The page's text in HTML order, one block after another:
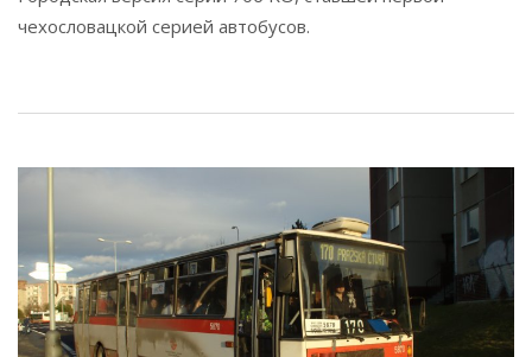
чехословацкой серией автобусов.